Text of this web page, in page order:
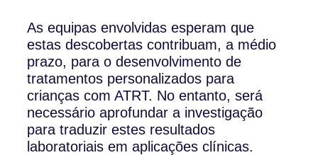
As equipas envolvidas esperam que
estas descobertas contribuam, a médio
prazo, para o desenvolvimento de
tratamentos personalizados para
crianças com ATRT. No entanto, será
necessário aprofundar a investigação
para traduzir estes resultados
laboratoriais em aplicações clínicas.